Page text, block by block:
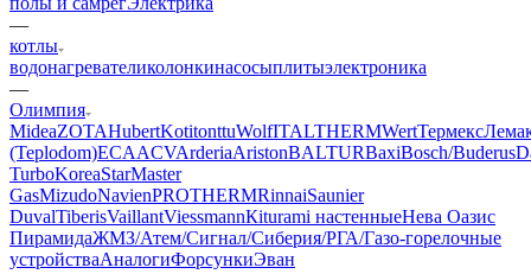
—
котлы
водонагревателиколонкинасосыплитыэлектроника
—
Олимпия
MideaZOTAHubertKotitonttuWolfITALTHERMWertТермекс
(Teplodom)ECAACVArderiaAristonBALTURBaxiBosch/Buderus
TurboKoreaStarMaster
GasMizudoNavienPROTHERMRinnaiSaunier
DuvalTiberisVaillantViessmannКiturami настенныеНева Оазис
ПирамидаЖМЗ/Атем/Сигнал/Сиберия/РГА/Газо-горелочные
устройстваAналогиФорсункиЭван